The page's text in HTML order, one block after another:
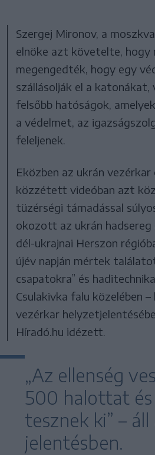
Szergej Mironov, a
elnöke azt követelte, hogy
megengedték, hogy egy
szállásolják el a katonákat,
felsőbb hatóságok,
a védelmet, az
feleljenek.
Eközben az ukrán vezérkar
közzétett videóban azt
tüzérségi támadással
okozott az ukrán hadsereg
dél-ukrajnai Herszon
újév napján mértek
csapatokra” és
Csulakivka falu közelében
vezérkar
Híradó.hu idézett.
„Az ellenség
500 halottat
tesznek ki” – áll
jelentésben.